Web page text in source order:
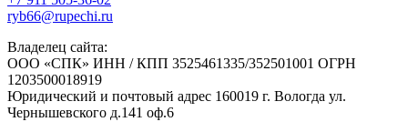
ryb66@rupechi.ru
Владелец сайта:
ООО «СПК» ИНН / КПП 3525461335/352501001 ОГРН
1203500018919
Юридический и почтовый адрес 160019 г. Вологда ул.
Чернышевского д.141 оф.6